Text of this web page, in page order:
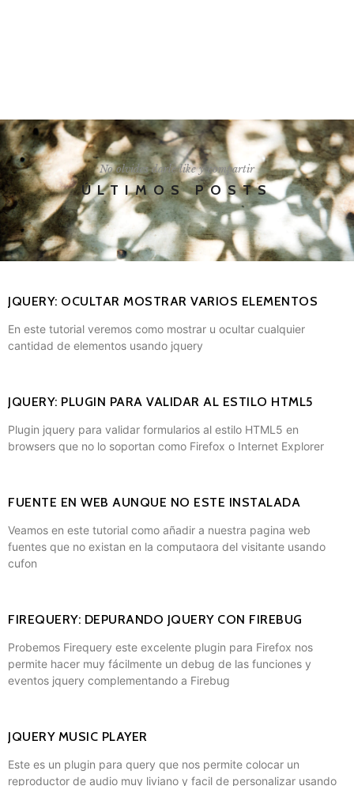
No olvides darle like y compartir
ÚLTIMOS POSTS
JQUERY: OCULTAR MOSTRAR VARIOS ELEMENTOS
En este tutorial veremos como mostrar u ocultar cualquier
cantidad de elementos usando jquery
JQUERY: PLUGIN PARA VALIDAR AL ESTILO HTML5
Plugin jquery para validar formularios al estilo HTML5 en
browsers que no lo soportan como Firefox o Internet Explorer
FUENTE EN WEB AUNQUE NO ESTE INSTALADA
Veamos en este tutorial como añadir a nuestra pagina web
fuentes que no existan en la computaora del visitante usando
cufon
FIREQUERY: DEPURANDO JQUERY CON FIREBUG
Probemos Firequery este excelente plugin para Firefox nos
permite hacer muy fácilmente un debug de las funciones y
eventos jquery complementando a Firebug
JQUERY MUSIC PLAYER
Este es un plugin para query que nos permite colocar un
reproductor de audio muy liviano y facil de personalizar usando